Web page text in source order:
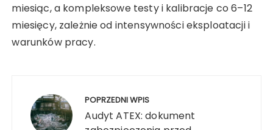
miesiąc, a kompleksowe testy i kalibracje co 6–12
miesięcy, zależnie od intensywności eksploatacji i
warunków pracy.
wpisu POPRZEDNI WPIS
Audyt ATEX: dokument